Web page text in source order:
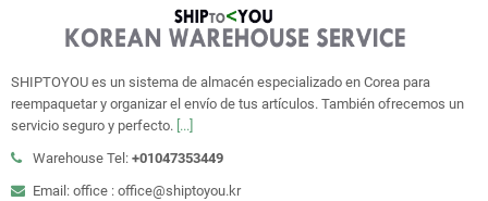
SHIPTOYOU es un sistema de almacén especializado en Corea para
reempaquetar y organizar el envío de tus artículos. También ofrecemos un
servicio seguro y perfecto. [...]
Warehouse Tel: +01047353449
Email: office : office@shiptoyou.kr